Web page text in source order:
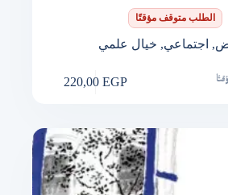
الطلب متوقف مؤقتًا
, اجتماعي, خيال علمي
220,00EGP